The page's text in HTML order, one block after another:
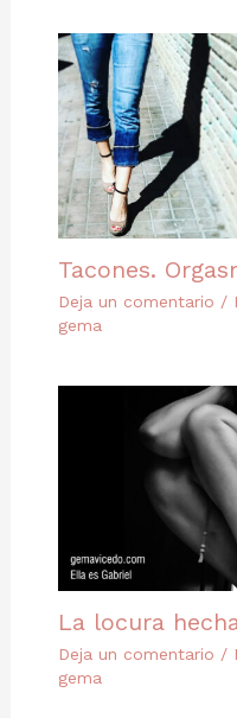
Tacones.
Deja un comentario /
gema
La locura
Deja un comentario /
gema